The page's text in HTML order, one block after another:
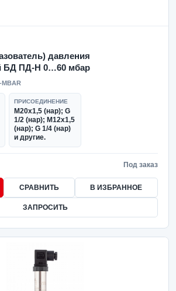
давления
БД ПД-Н 0…60 мбар
MBAR
ПРИСОЕДИНЕНИЕ
М20х1,5 (нар); G
1/2 (нар); М12х1,5
(нар); G 1/4 (нар)
и другие.
Под заказ
СРАВНИТЬ В ИЗБРАННОЕ
ЗАПРОСИТЬ